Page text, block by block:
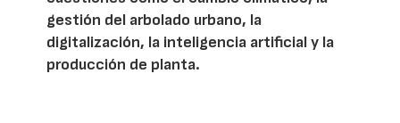
gestión del arbolado urbano, la
digitalización, la inteligencia artificial y la
producción de planta.